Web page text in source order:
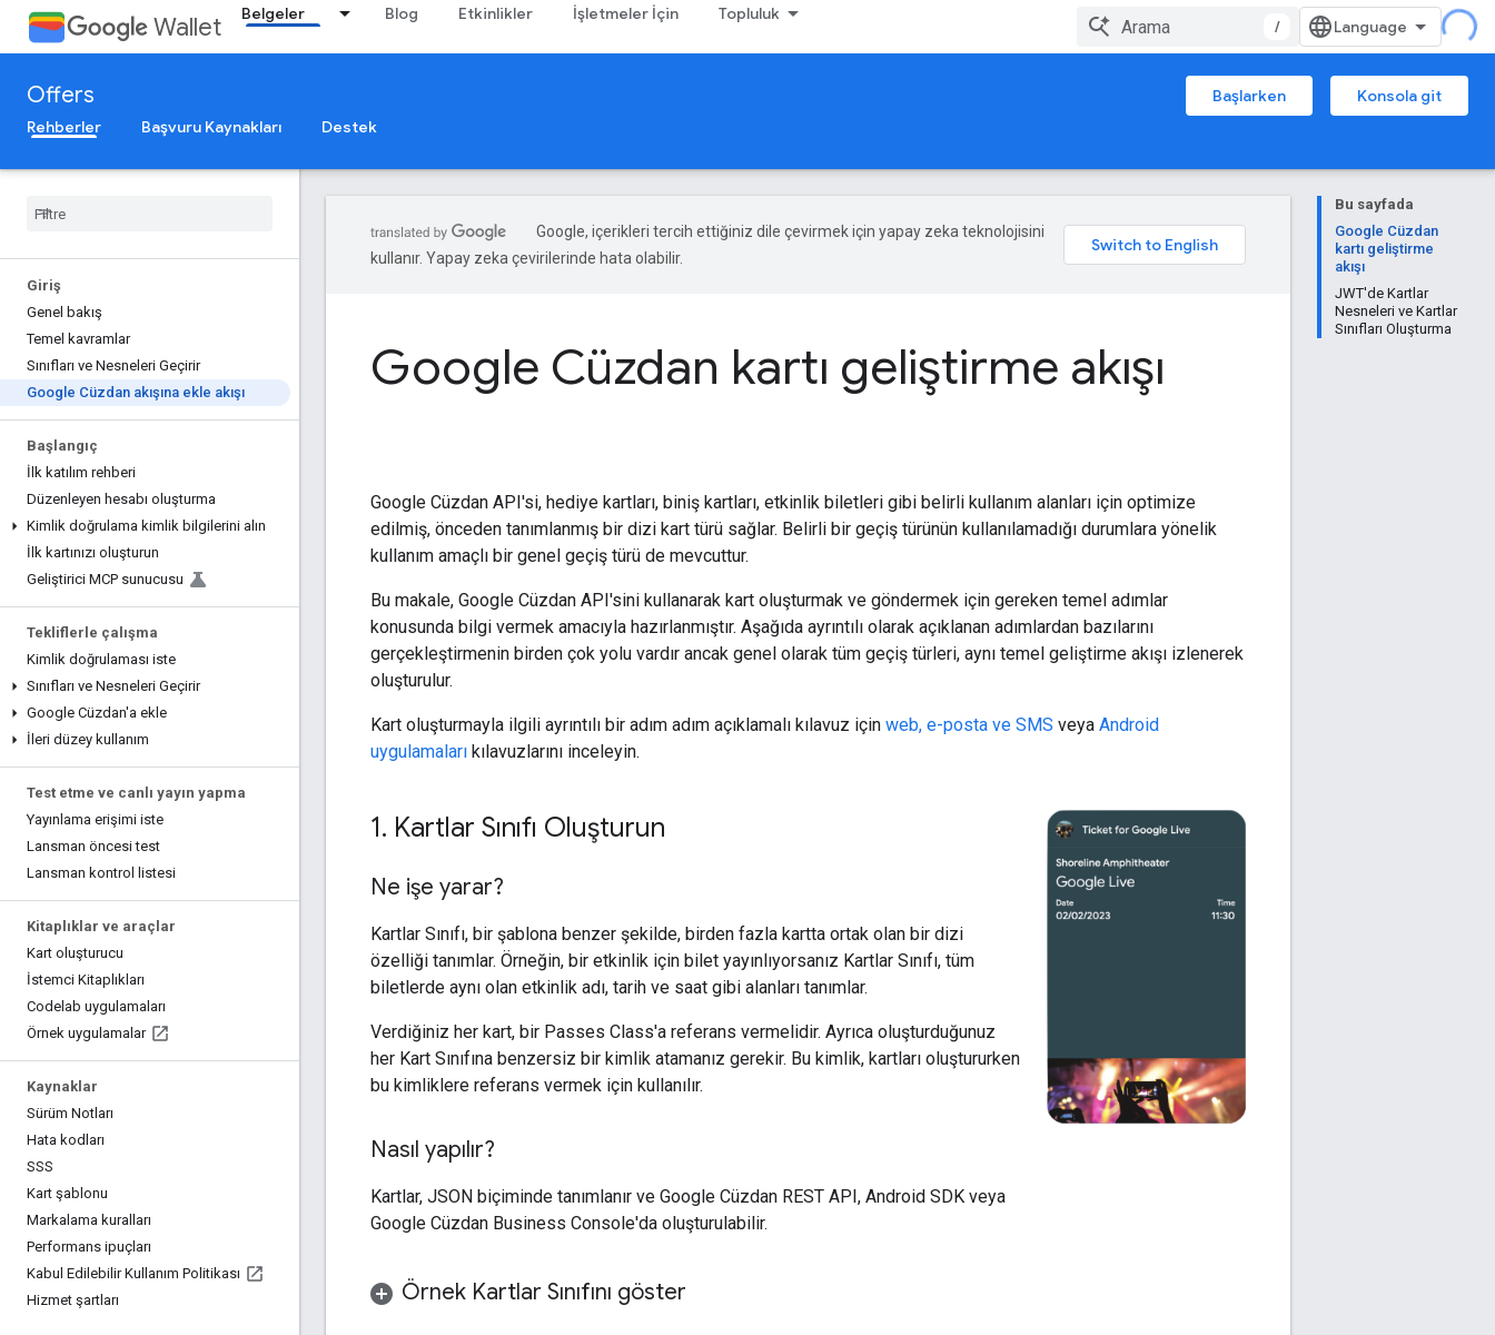
Wallet Belgeler Blog Etkinlikler İşletmeler İçin Topluluk
/
Offers Başlarken
Konsola git
Rehberler
Başvuru Kaynakları Destek
Giriş
Genel bakış
Temel kavramlar
Sınıfları ve Nesneleri Geçirir
Google Cüzdan akışına ekle akışı
Başlangıç
İlk katılım rehberi
Düzenleyen hesabı oluşturma
Kimlik doğrulama kimlik bilgilerini alın
İlk kartınızı oluşturun
Geliştirici MCP sunucusu
Tekliflerle çalışma
Kimlik doğrulaması iste
Sınıfları ve Nesneleri Geçirir
Google Cüzdan'a ekle
İleri düzey kullanım
Test etme ve canlı yayın yapma
Yayınlama erişimi iste
Lansman öncesi test
Lansman kontrol listesi
Kitaplıklar ve araçlar
Kart oluşturucu
İstemci Kitaplıkları
Codelab uygulamaları
Örnek uygulamalar
Kaynaklar
Sürüm Notları
Hata kodları
SSS
Kart şablonu
Markalama kuralları
Performans ipuçları
Kabul Edilebilir Kullanım Politikası
Hizmet şartları
Bu sayfada
Google Cüzdan
kartı geliştirme
akışı
JWT'de Kartlar
Nesneleri ve Kartlar
Sınıfları Oluşturma
Google, içerikleri tercih ettiğiniz dile çevirmek için yapay zeka teknolojisini
kullanır. Yapay zeka çevirilerinde hata olabilir.
Google Cüzdan kartı geliştirme akışı
Google Cüzdan API'si, hediye kartları, biniş kartları, etkinlik biletleri gibi belirli kullanım alanları için optimize
edilmiş, önceden tanımlanmış bir dizi kart türü sağlar. Belirli bir geçiş türünün kullanılamadığı durumlara yönelik
kullanım amaçlı bir genel geçiş türü de mevcuttur.
Bu makale, Google Cüzdan API'sini kullanarak kart oluşturmak ve göndermek için gereken temel adımlar
konusunda bilgi vermek amacıyla hazırlanmıştır. Aşağıda ayrıntılı olarak açıklanan adımlardan bazılarını
gerçekleştirmenin birden çok yolu vardır ancak genel olarak tüm geçiş türleri, aynı temel geliştirme akışı izlenerek
oluşturulur.
Kart oluşturmayla ilgili ayrıntılı bir adım adım açıklamalı kılavuz için web, e-posta ve SMS veya Android
uygulamaları kılavuzlarını inceleyin.
1. Kartlar Sınıfı Oluşturun
Ne işe yarar?
Kartlar Sınıfı, bir şablona benzer şekilde, birden fazla kartta ortak olan bir dizi
özelliği tanımlar. Örneğin, bir etkinlik için bilet yayınlıyorsanız Kartlar Sınıfı, tüm
biletlerde aynı olan etkinlik adı, tarih ve saat gibi alanları tanımlar.
Verdiğiniz her kart, bir Passes Class'a referans vermelidir. Ayrıca oluşturduğunuz
her Kart Sınıfına benzersiz bir kimlik atamanız gerekir. Bu kimlik, kartları oluştururken
bu kimliklere referans vermek için kullanılır.
Nasıl yapılır?
Kartlar, JSON biçiminde tanımlanır ve Google Cüzdan REST API, Android SDK veya
Google Cüzdan Business Console'da oluşturulabilir.
Örnek Kartlar Sınıfını göster